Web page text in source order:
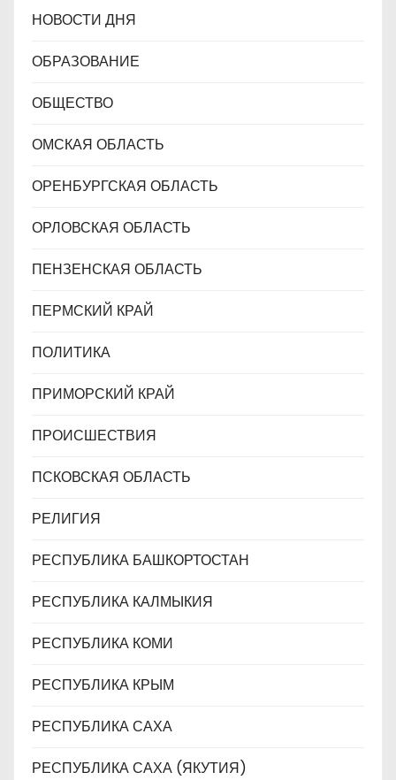
НОВОСТИ ДНЯ
ОБРАЗОВАНИЕ
ОБЩЕСТВО
ОМСКАЯ ОБЛАСТЬ
ОРЕНБУРГСКАЯ ОБЛАСТЬ
ОРЛОВСКАЯ ОБЛАСТЬ
ПЕНЗЕНСКАЯ ОБЛАСТЬ
ПЕРМСКИЙ КРАЙ
ПОЛИТИКА
ПРИМОРСКИЙ КРАЙ
ПРОИСШЕСТВИЯ
ПСКОВСКАЯ ОБЛАСТЬ
РЕЛИГИЯ
РЕСПУБЛИКА БАШКОРТОСТАН
РЕСПУБЛИКА КАЛМЫКИЯ
РЕСПУБЛИКА КОМИ
РЕСПУБЛИКА КРЫМ
РЕСПУБЛИКА САХА
РЕСПУБЛИКА САХА (ЯКУТИЯ)